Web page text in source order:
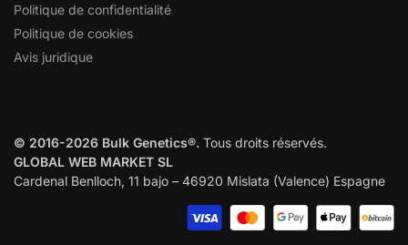
Politique de confidentialité
Politique de cookies
Avis juridique
© 2016-2026 Bulk Genetics®. Tous droits réservés.
GLOBAL WEB MARKET SL
Cardenal Benlloch, 11 bajo – 46920 Mislata (Valence) Espagne